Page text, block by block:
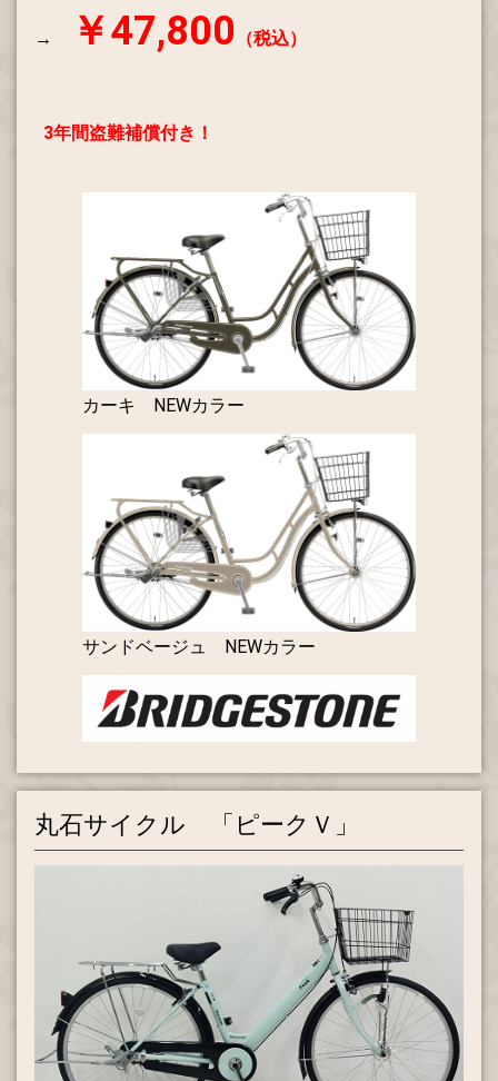
→ ￥47,800 （税込）
3年間盗難補償付き！
カーキ NEWカラー
サンドベージュ NEWカラー
丸石サイクル 「ピークＶ」